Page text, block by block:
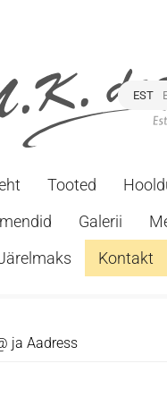
EST
Tooted
Galerii
Kontakt
ja Aadress